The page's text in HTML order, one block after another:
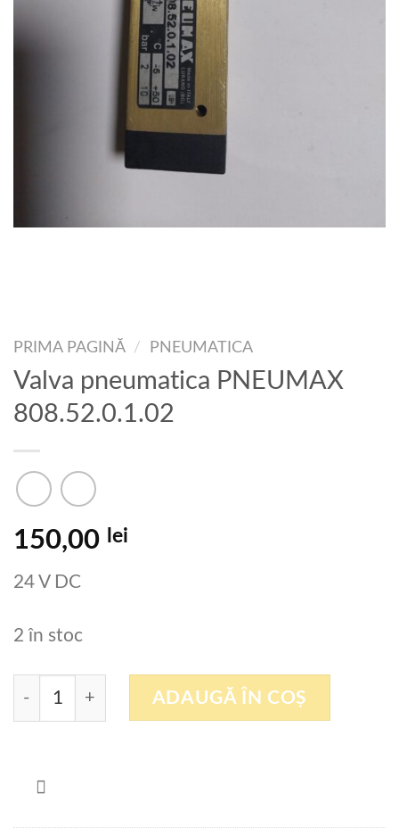
PRIMA PAGINĂ / PNEUMATICA
Valva pneumatica PNEUMAX
808.52.0.1.02
150,00 lei
24 V DC
2 în stoc
Cantitate Valva pneumatica PNEUMAX
ADAUGĂ ÎN COȘ